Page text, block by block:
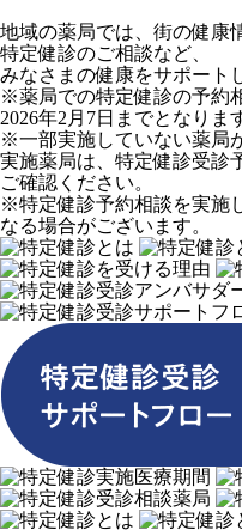
地域の薬局では、街の健康
特定健診のご相談など、
みなさまの健康をサポート
※薬局での特定健診の予約
2026年2月7日までとなりま
※一部実施していない薬局
実施薬局は、特定健診受診
ご確認ください。
※特定健診予約相談を実施
なる場合がございます。